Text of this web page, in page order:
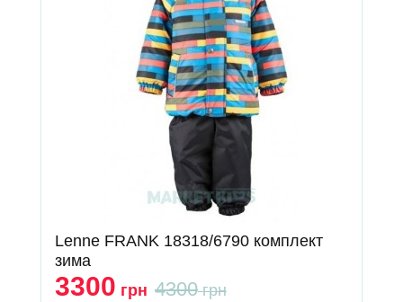
Lenne FRANK 18318/6790 комплект
зима
3300 грн 4300грн